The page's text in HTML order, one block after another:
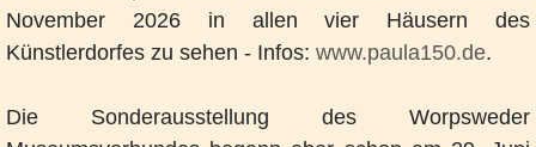
November 2026 in allen vier Häusern des
Künstlerdorfes zu sehen - Infos: www.paula150.de.
Die Sonderausstellung des Worpsweder